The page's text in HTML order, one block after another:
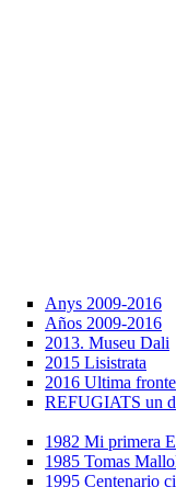
Anys 2009-2016
Años 2009-2016
2013. Museu Dali
2015 Lisistrata
2016 Ultima
REFUGIATS un
1982 Mi primera
1985 Tomas
1995 Centenario